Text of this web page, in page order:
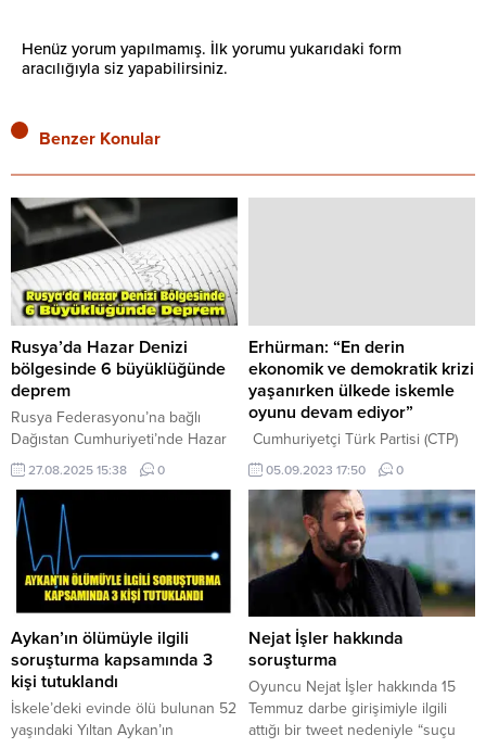
Henüz yorum yapılmamış. İlk yorumu yukarıdaki form
aracılığıyla siz yapabilirsiniz.
Benzer Konular
Rusya’da Hazar Denizi
bölgesinde 6 büyüklüğünde
deprem
Rusya Federasyonu’na bağlı
Dağıstan Cumhuriyeti’nde Hazar
Denizi bölgesinde 6
büyüklüğünde deprem meydana
geldiği bildirildi. Ria haber
ajansına göre, Avrupa Akdeniz
Sismoloji Merkezinden (EMSC)
yapılan açıklamada, Rusya’da
Hazar Denizi bölgesinde yerel
saatle 23.33’te 6 büyüklüğünde
deprem meydana geldiği belirtildi.
Açıklamada, merkez üssü
Dağıstan Cumhuriyeti’nde
Derbent şehrinin 41 kilometre
kuzeybatısı olan depremin...
27.08.2025 15:38 0
Erhürman: “En derin
ekonomik ve demokratik krizi
yaşanırken ülkede iskemle
oyunu devam ediyor”
Cumhuriyetçi Türk Partisi (CTP)
Genel Başkanı Tufan Erhürman,
en derin ekonomik ve demokratik
krizi yaşanırken “ülkede iskemle
oyununun devam ettiğini”
savundu. CTP’den yapılan yazılı
açıklamaya göre, Erhürman, Kıbrıs
Türk Esnaf ve Zanaatkarlar
Odası’nı (KTEZO) ziyaret etti. CTP
heyetiyle KTEZO Başkanı Mehmet
Ali Ardıç ile Genel Koordinatör
Hürrem Tulga arasındaki
görüşmede...
05.09.2023 17:50 0
Aykan’ın ölümüyle ilgili
soruşturma kapsamında 3
kişi tutuklandı
İskele’deki evinde ölü bulunan 52
yaşındaki Yıltan Aykan’ın
Nejat İşler hakkında
soruşturma
Oyuncu Nejat İşler hakkında 15
Temmuz darbe girişimiyle ilgili
attığı bir tweet nedeniyle “suçu